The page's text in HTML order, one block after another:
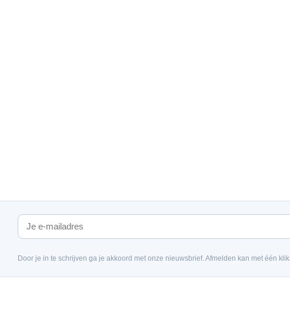
Door je in te schrijven ga je akkoord met onze nieuwsbrief. Afmelden kan met één klik.